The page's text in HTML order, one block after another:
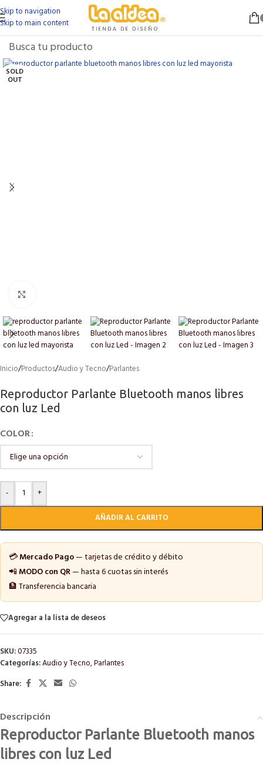
Skip to navigation
Skip to main content
SOLD
OUT
Inicio/Productos/Audio y Tecno/Parlantes
Reproductor Parlante Bluetooth manos libres
con luz Led
COLOR
-
+
AÑADIR AL CARRITO
💳Mercado Pago— tarjetas de crédito y débito
📲MODO con QR— hasta 6 cuotas sin interés
🏦 Transferencia bancaria
Agregar a la lista de deseos
SKU:07335
Categorías:Audio y Tecno,Parlantes
Share:
Descripción
Reproductor Parlante Bluetooth manos
libres con luz Led